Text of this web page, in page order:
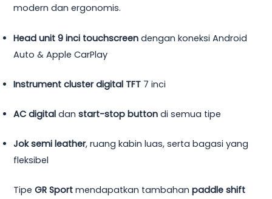
modern dan ergonomis.
Head unit 9 inci touchscreen dengan koneksi Android
Auto & Apple CarPlay
Instrument cluster digital TFT 7 inci
AC digital danstart-stop button di semua tipe
Jok semi leather, ruang kabin luas, serta bagasi yang
fleksibel
TipeGR Sport mendapatkan tambahanpaddle shift